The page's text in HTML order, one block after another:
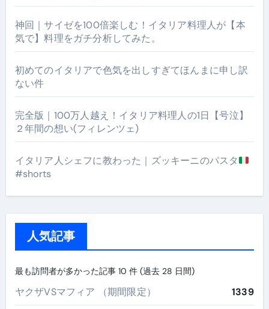
神回｜サイゼを100倍楽しむ！イタリア料理人が【本
気で】料理をガチ分析してみた。
初めてのイタリアで色気を出しすぎてほんまに申し訳
ない件
完全版｜100万人越え！イタリア料理人の1日【号泣】
２年間の想い(フィレンツェ)
イタリア人シェフに教わった｜ズッキーニのパスタ
#shorts
人気記事
最も訪問者が多かった記事 10 件 (過去 28 日間)
ヤクザVSマフィア （期間限定） 1339